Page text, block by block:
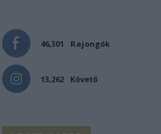
46,301 Rajongók
13,262 Követő